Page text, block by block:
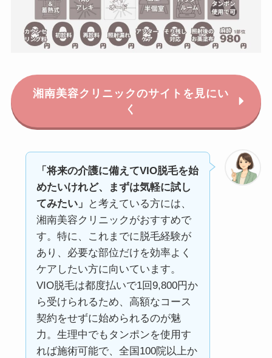
湘南美容クリニックのサイトを見にい
く
「将来の介護に備えてVIO脱毛を始
めたいけれど、まずは気軽に試し
てみたい」
と考えている方には、
湘南美容クリニックがおすすめで
す。特に、これまでに脱毛経験が
あり、必要な部位だけを効率よく
ケアしたい方に向いています。
VIO脱毛は都度払いで1回9,800円か
ら受けられるため、高額なコース
契約をせずに始められるのが魅
力。生理中でもタンポンを使用す
れば施術可能で、全国100院以上か